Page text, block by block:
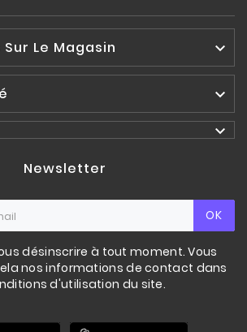
Le Magasin 


Newsletter
OK
désinscrire à tout moment. Vous
nos informations de contact dans
d'utilisation du site.